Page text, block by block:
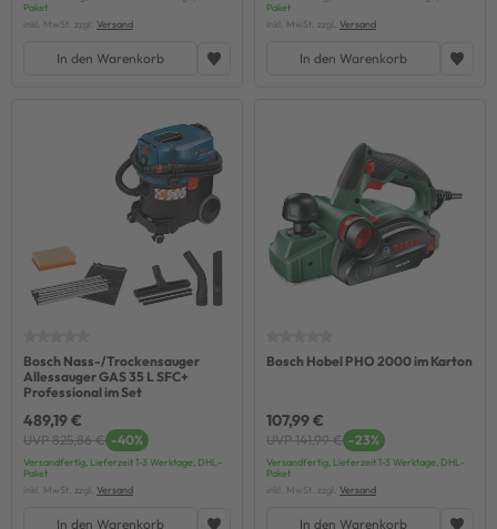
Paket
inkl. MwSt. zzgl. Versand
In den Warenkorb
Paket
inkl. MwSt. zzgl. Versand
In den Warenkorb
Bosch Nass-/Trockensauger
Allessauger GAS 35 L SFC+
Professional im Set
489,19 €
UVP 825,86 € -40%
Versandfertig, Lieferzeit 1-3 Werktage, DHL-
Paket
inkl. MwSt. zzgl. Versand
In den Warenkorb
Bosch Hobel PHO 2000 im Karton
107,99 €
UVP 141,99 € -23%
Versandfertig, Lieferzeit 1-3 Werktage, DHL-
Paket
inkl. MwSt. zzgl. Versand
In den Warenkorb